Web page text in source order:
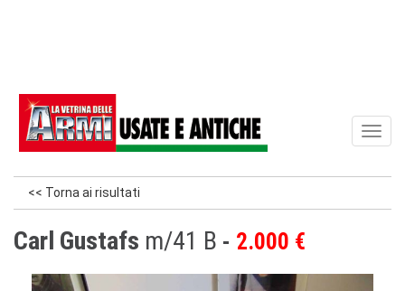
<< Torna ai risultati
Carl Gustafs m/41 B 2.000 €